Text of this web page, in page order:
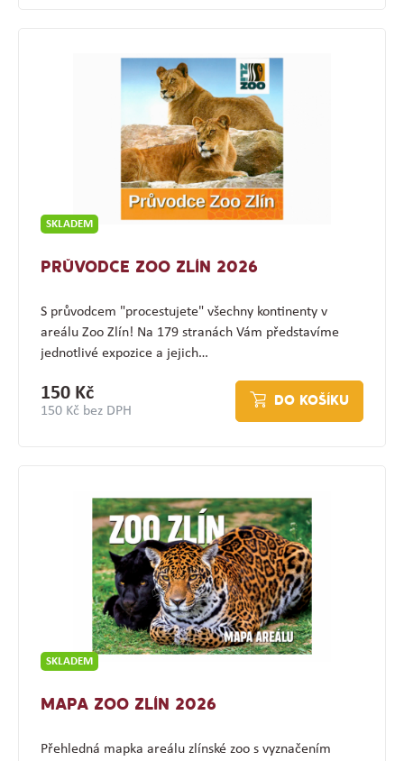
SKLADEM
PRŮVODCE ZOO ZLÍN 2026
S průvodcem "procestujete" všechny kontinenty v
areálu Zoo Zlín! Na 179 stranách Vám představíme
jednotlivé expozice a jejich…
150 Kč
150 Kč bez DPH
DO KOŠÍKU
SKLADEM
MAPA ZOO ZLÍN 2026
Přehledná mapka areálu zlínské zoo s vyznačením